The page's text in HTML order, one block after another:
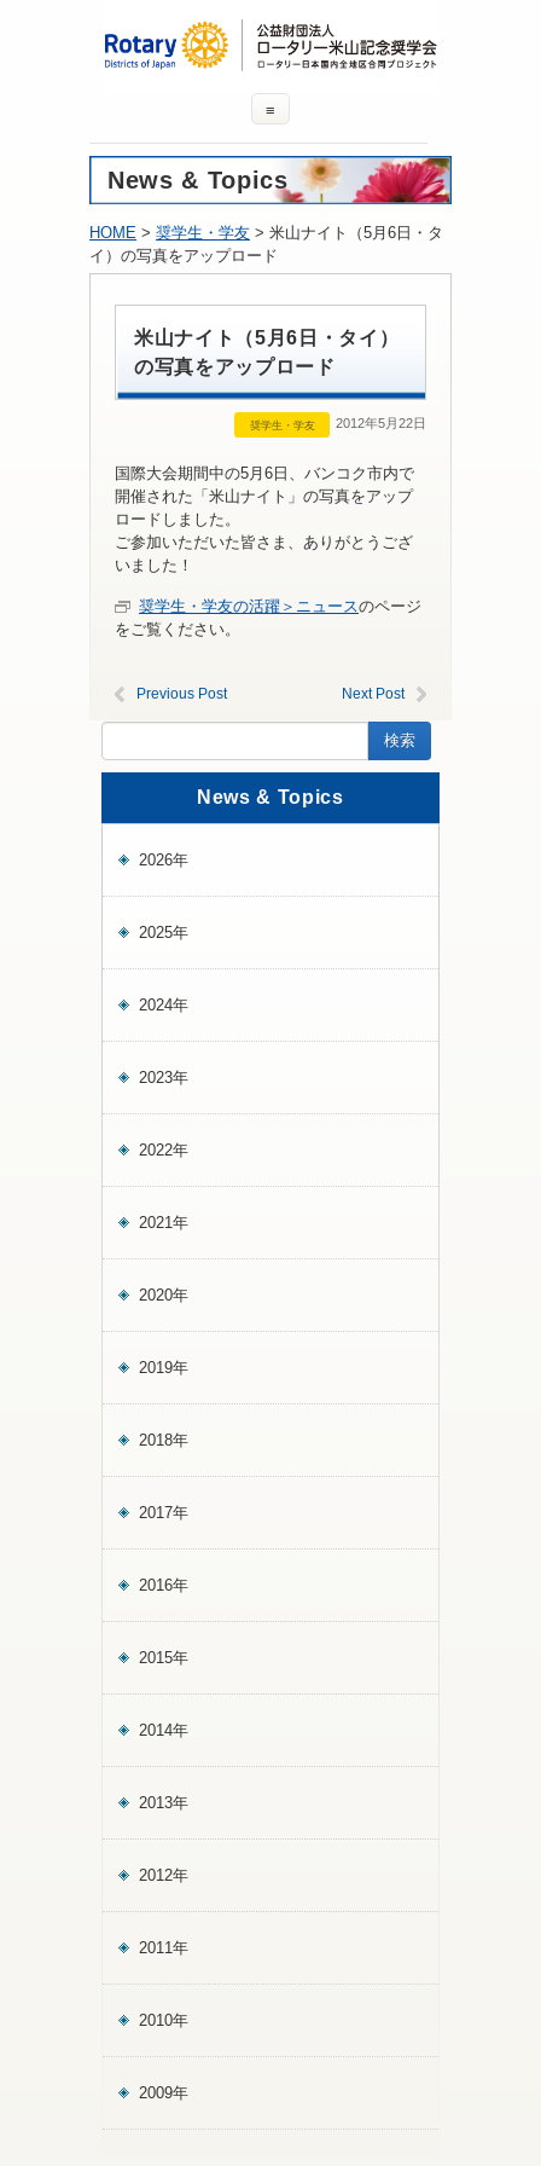
≡
News & Topics
HOME > 奨学生・学友 > 米山ナイト（5月6日・タ
イ）の写真をアップロード
米山ナイト（5月6日・タイ）
の写真をアップロード
奨学生・学友 2012年5月22日
国際大会期間中の5月6日、バンコク市内で
開催された「米山ナイト」の写真をアップ
ロードしました。
ご参加いただいた皆さま、ありがとうござ
いました！
奨学生・学友の活躍＞ニュースのページ
をご覧ください。
Previous Post Next Post
News & Topics
2026年
2025年
2024年
2023年
2022年
2021年
2020年
2019年
2018年
2017年
2016年
2015年
2014年
2013年
2012年
2011年
2010年
2009年